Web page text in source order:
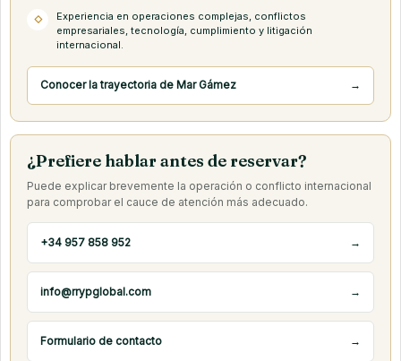
◇
Experiencia en operaciones complejas, conflictos
empresariales, tecnología, cumplimiento y litigación
internacional.
Conocer la trayectoria de Mar Gámez →
¿Prefiere hablar antes de reservar?
Puede explicar brevemente la operación o conflicto internacional
para comprobar el cauce de atención más adecuado.
+34 957 858 952 →
info@rrypglobal.com →
Formulario de contacto →